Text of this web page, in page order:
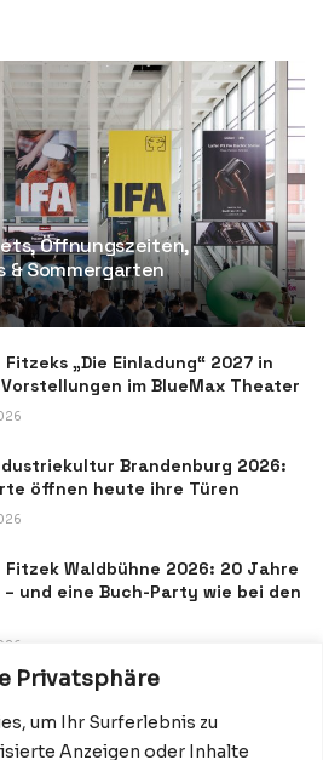
Privatsphäre
um Ihr Surferlebnis zu
Anzeigen oder Inhalte
Öffnungszeiten,
& Sommergarten
„Die Einladung“ 2027 in
im BlueMax Theater
Brandenburg 2026:
öffnen heute ihre Türen
Fitzek Waldbühne 2026: 20 Jahre
und eine Buch-Party wie bei den